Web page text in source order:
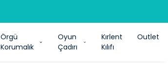
Örgü
Korumalık
Oyun
Çadırı
Kırlent
Kılıfı
Outlet